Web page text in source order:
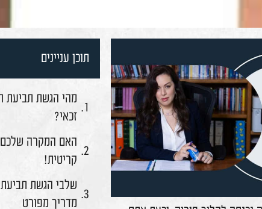
תוכן עניינים
מהי הגשת תביעת חוב
זכאי?
האם המקרה שלכם מטופל